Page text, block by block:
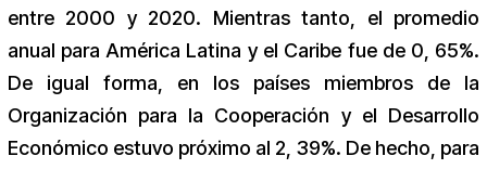
entre 2000 y 2020. Mientras tanto, el promedio
anual para América Latina y el Caribe fue de 0, 65%.
De igual forma, en los países miembros de la
Organización para la Cooperación y el Desarrollo
Económico estuvo próximo al 2, 39%. De hecho, para